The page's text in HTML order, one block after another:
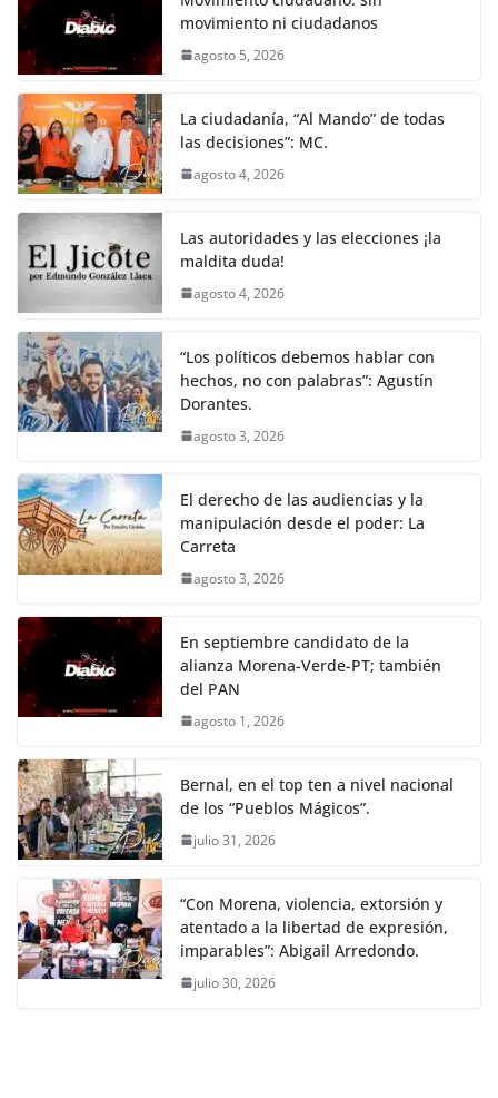
k
movimiento ni ciudadanos
agosto 5, 2026
La ciudadanía, “Al Mando” de todas
las decisiones”: MC.
agosto 4, 2026
Las autoridades y las elecciones ¡la
maldita duda!
agosto 4, 2026
“Los políticos debemos hablar con
hechos, no con palabras”: Agustín
Dorantes.
agosto 3, 2026
El derecho de las audiencias y la
manipulación desde el poder: La
Carreta
agosto 3, 2026
En septiembre candidato de la
alianza Morena-Verde-PT; también
del PAN
agosto 1, 2026
Bernal, en el top ten a nivel nacional
de los “Pueblos Mágicos”.
julio 31, 2026
“Con Morena, violencia, extorsión y
atentado a la libertad de expresión,
imparables”: Abigail Arredondo.
julio 30, 2026